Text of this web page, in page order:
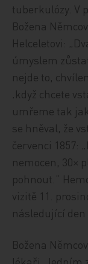
tuberkulózy. V
Božena
Helceletovi:
úmyslem
nejde to,
‚když chcete
umřeme tak
se hněval, že
červenci 1857:
nemocen, 30×
pohnout.“
vizitě 11.
následující den
Božena